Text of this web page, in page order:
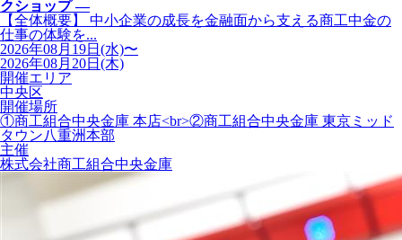
クショップ ―
【全体概要】 中小企業の成長を金融面から支える商工中金の
仕事の体験を...
2026年08月19日(水)〜
2026年08月20日(木)
開催エリア
中央区
開催場所
①商工組合中央金庫 本店<br>②商工組合中央金庫 東京ミッド
タウン八重洲本部
主催
株式会社商工組合中央金庫